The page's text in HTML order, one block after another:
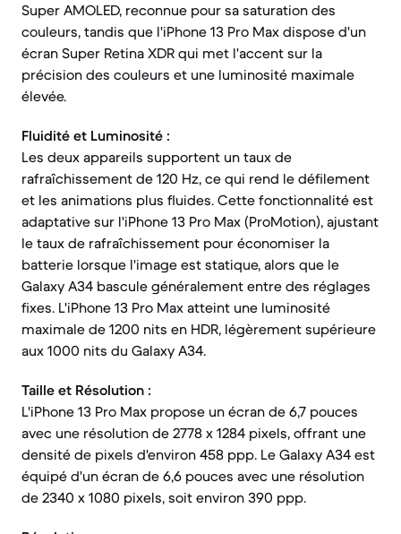
Super AMOLED, reconnue pour sa saturation des
couleurs, tandis que l'iPhone 13 Pro Max dispose d'un
écran Super Retina XDR qui met l'accent sur la
précision des couleurs et une luminosité maximale
élevée.
Fluidité et Luminosité :
Les deux appareils supportent un taux de
rafraîchissement de 120 Hz, ce qui rend le défilement
et les animations plus fluides. Cette fonctionnalité est
adaptative sur l'iPhone 13 Pro Max (ProMotion), ajustant
le taux de rafraîchissement pour économiser la
batterie lorsque l'image est statique, alors que le
Galaxy A34 bascule généralement entre des réglages
fixes. L'iPhone 13 Pro Max atteint une luminosité
maximale de 1200 nits en HDR, légèrement supérieure
aux 1000 nits du Galaxy A34.
Taille et Résolution :
L'iPhone 13 Pro Max propose un écran de 6,7 pouces
avec une résolution de 2778 x 1284 pixels, offrant une
densité de pixels d'environ 458 ppp. Le Galaxy A34 est
équipé d'un écran de 6,6 pouces avec une résolution
de 2340 x 1080 pixels, soit environ 390 ppp.